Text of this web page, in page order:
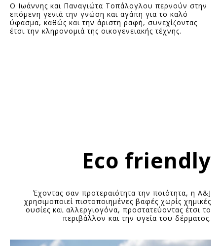
Ο Ιωάννης και Παναγιώτα Τοπάλογλου περνούν στην
επόμενη γενιά την γνώση και αγάπη για το καλό
ύφασμα, καθώς και την άριστη ραφή, συνεχίζοντας
έτσι την κληρονομιά της οικογενειακής τέχνης.
Eco friendly
Έχοντας σαν προτεραιότητα την ποιότητα, η A&J
χρησιμοποιεί πιστοποιημένες βαφές χωρίς χημικές
ουσίες και αλλεργιογόνα, προστατεύοντας έτσι το
περιβάλλον και την υγεία του δέρματος.